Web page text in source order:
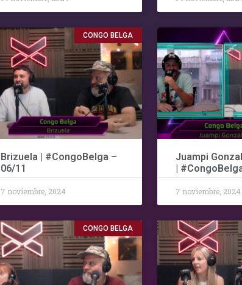
CONGO BELGA
Brizuela | #CongoBelga –
06/11
7 noviembre, 2024
Juampi
|
7 noviembre, 2024
CONGO BELGA